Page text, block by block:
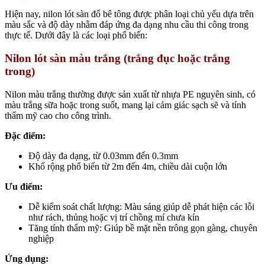
Hiện nay, nilon lót sàn đổ bê tông được phân loại chủ yếu dựa trên
màu sắc và độ dày nhằm đáp ứng đa dạng nhu cầu thi công trong
thực tế. Dưới đây là các loại phổ biến:
Nilon lót sàn màu trắng (trắng đục hoặc trắng
trong)
Nilon màu trắng thường được sản xuất từ nhựa PE nguyên sinh, có
màu trắng sữa hoặc trong suốt, mang lại cảm giác sạch sẽ và tính
thẩm mỹ cao cho công trình.
Đặc điểm:
Độ dày đa dạng, từ 0.03mm đến 0.3mm
Khổ rộng phổ biến từ 2m đến 4m, chiều dài cuộn lớn
Ưu điểm:
Dễ kiểm soát chất lượng: Màu sáng giúp dễ phát hiện các lỗi
như rách, thủng hoặc vị trí chồng mí chưa kín
Tăng tính thẩm mỹ: Giúp bề mặt nền trông gọn gàng, chuyên
nghiệp
Ứng dụng: